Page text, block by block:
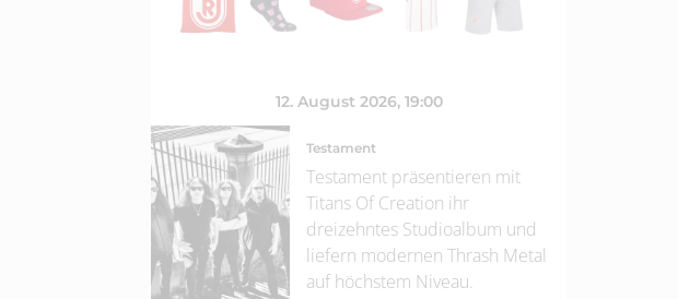
12. August 2026, 19:00
Testament
Testament präsentieren mit
Titans Of Creation ihr
dreizehntes Studioalbum und
liefern modernen Thrash Metal
auf höchstem Niveau.